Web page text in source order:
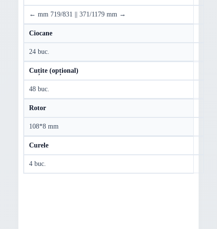
← mm 719/831 || 371/1179 mm →
Ciocane
24 buc.
Cuțite (opțional)
48 buc.
Rotor
108*8 mm
Curele
4 buc.